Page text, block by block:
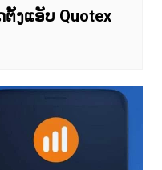
ງແອັບ Quotex